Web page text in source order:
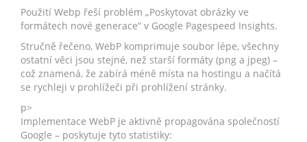
Použití Webp řeší problém „Poskytovat obrázky ve
formátech nové generace“ v Google Pagespeed Insights.
Stručně řečeno, WebP komprimuje soubor lépe, všechny
ostatní věci jsou stejné, než starší formáty (png a jpeg) –
což znamená, že zabírá méně místa na hostingu a načítá
se rychleji v prohlížeči při prohlížení stránky.
p>
Implementace WebP je aktivně propagována společností
Google – poskytuje tyto statistiky: